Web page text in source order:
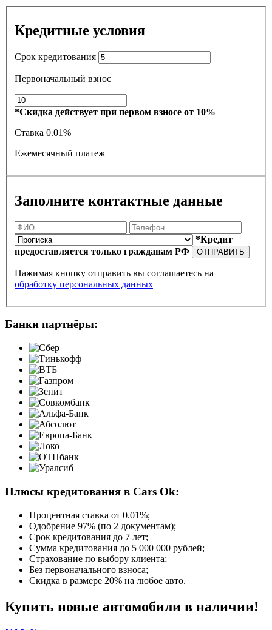
Кредитные условия
Срок кредитования
Первоначальный взнос
*Скидка действует при первом взносе от 10%
Ставка 0.01%
Ежемесячный платеж
Заполните контактные данные
*Кредит
предоставляется только гражданам РФ
ОТПРАВИТЬ
Нажимая кнопку отправить вы соглашаетесь на
обработку персональных данных
Банки партнёры:
Плюсы кредитования в Cars Ok:
Процентная ставка от 0.01%;
Одобрение 97% (по 2 документам);
Срок кредитования до 7 лет;
Сумма кредитования до 5 000 000 рублей;
Страхование по выбору клиента;
Без первоначального взноса;
Скидка в размере 20% на любое авто.
Купить новые автомобили в наличии!